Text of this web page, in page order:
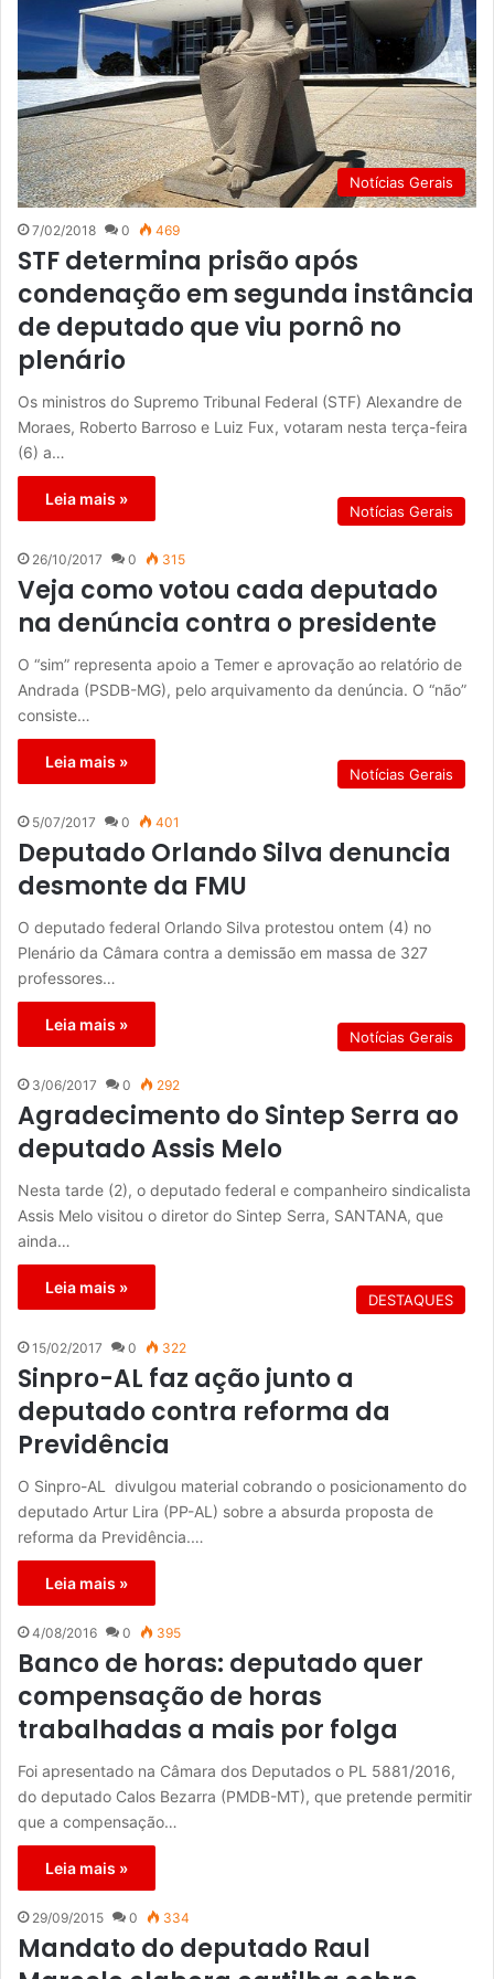
Notícias Gerais
7/02/2018 0 469
STF determina prisão após
condenação em segunda instância
de deputado que viu pornô no
plenário
Os ministros do Supremo Tribunal Federal (STF) Alexandre de
Moraes, Roberto Barroso e Luiz Fux, votaram nesta terça-feira
(6) a…
Leia mais »
Notícias Gerais
26/10/2017 0 315
Veja como votou cada deputado
na denúncia contra o presidente
O “sim” representa apoio a Temer e aprovação ao relatório de
Andrada (PSDB-MG), pelo arquivamento da denúncia. O “não”
consiste…
Leia mais »
Notícias Gerais
5/07/2017 0 401
Deputado Orlando Silva denuncia
desmonte da FMU
O deputado federal Orlando Silva protestou ontem (4) no
Plenário da Câmara contra a demissão em massa de 327
professores…
Leia mais »
Notícias Gerais
3/06/2017 0 292
Agradecimento do Sintep Serra ao
deputado Assis Melo
Nesta tarde (2), o deputado federal e companheiro sindicalista
Assis Melo visitou o diretor do Sintep Serra, SANTANA, que
ainda…
Leia mais »
DESTAQUES
15/02/2017 0 322
Sinpro-AL faz ação junto a
deputado contra reforma da
Previdência
O Sinpro-AL divulgou material cobrando o posicionamento do
deputado Artur Lira (PP-AL) sobre a absurda proposta de
reforma da Previdência.…
Leia mais »
4/08/2016 0 395
Banco de horas: deputado quer
compensação de horas
trabalhadas a mais por folga
Foi apresentado na Câmara dos Deputados o PL 5881/2016,
do deputado Calos Bezarra (PMDB-MT), que pretende permitir
que a compensação…
Leia mais »
29/09/2015 0 334
Mandato do deputado Raul